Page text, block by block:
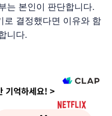
는 본인이 판단합니다.
로 결정했다면 이유와 함
니다.